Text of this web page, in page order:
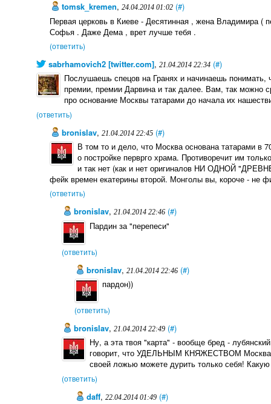
tomsk_kremen, 24.04.2014 01:02 (#)
Первая церковь в Киеве - Десятинная , жена Владимира (
Софья . Даже Дема , врет лучше тебя .
(ответить)
sabrhamovich2 [twitter.com],21.04.2014 22:34 (#)
Послушаешь спецов на Гранях и начинаешь понимать,
премии, премии Дарвина и так далее. Вам, так можно
про основание Москвы татарами до начала их
(ответить)
bronislav, 21.04.2014 22:45 (#)
В том то и дело, что Москва основана татарами в
о постройке перврго храма. Противоречит им
и так нет (как и нет оригиналов НИ ОДНОЙ
фейк времен екатерины второй. Монголы вы, короче - не
(ответить)
bronislav,21.04.2014 22:46 (#)
Пардин за "перепеси"
(ответить)
bronislav, 21.04.2014 22:46 (#)
пардон))
(ответить)
bronislav,21.04.2014 22:49 (#)
Ну, а эта твоя "карта" - вообще бред -
говорит, что УДЕЛЬНЫМ КНЯЖЕСТВОМ Москва
своей ложью можете дурить только себя!
(ответить)
daff, 22.04.2014 01:49 (#)